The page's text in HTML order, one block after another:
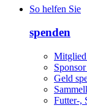
So helfen Sie
spenden
Mitglied
Geld
Futter-,